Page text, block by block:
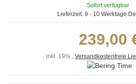
Sofort verfügbar
Lieferzeit: 9 - 10 Werktage
239,00
inkl. 19%, Versandkostenfreie